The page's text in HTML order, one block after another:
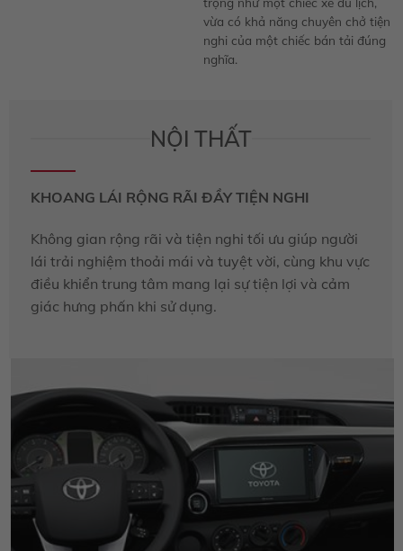
vừa có khả năng chuyên chở tiện
nghi của một chiếc bán tải đúng
nghĩa.
NỘI THẤT
KHOANG LÁI RỘNG RÃI ĐẦY TIỆN NGHI
Không gian rộng rãi và tiện nghi tối ưu giúp người
lái trải nghiệm thoải mái và tuyệt vời, cùng khu vực
điều khiển trung tâm mang lại sự tiện lợi và cảm
giác hưng phấn khi sử dụng.